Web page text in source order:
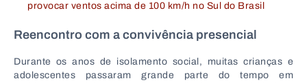
provocar ventos acima de 100 km/h no Sul do Brasil
Reencontro com a convivência presencial
Durante os anos de isolamento social, muitas crianças e
adolescentes passaram grande parte do tempo em